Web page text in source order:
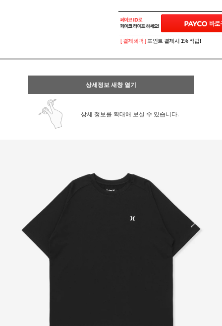
[ 결제혜택 ] 포인트 결제시 1% 적립!
상세정보 새창 열기
상세 정보를 확대해 보실 수 있습니다.